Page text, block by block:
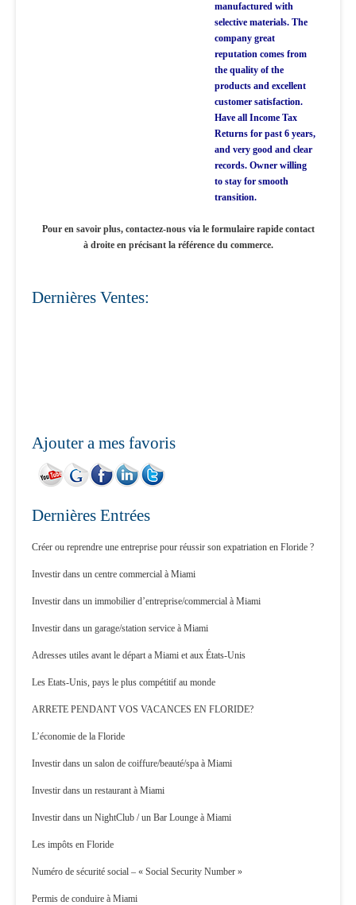
manufactured with
selective materials. The
company great
reputation comes from
the quality of the
products and excellent
customer satisfaction.
Have all Income Tax
Returns for past 6 years,
and very good and clear
records. Owner willing
to stay for smooth
transition.
Pour en savoir plus, contactez-nous via le formulaire rapide contact
à droite en précisant la référence du commerce.
Dernières Ventes:
Ajouter a mes favoris
Dernières Entrées
Créer ou reprendre une entreprise pour réussir son expatriation en Floride ?
Investir dans un centre commercial à Miami
Investir dans un immobilier d’entreprise/commercial à Miami
Investir dans un garage/station service à Miami
Adresses utiles avant le départ a Miami et aux États-Unis
Les Etats-Unis, pays le plus compétitif au monde
ARRETE PENDANT VOS VACANCES EN FLORIDE?
L’économie de la Floride
Investir dans un salon de coiffure/beauté/spa à Miami
Investir dans un restaurant à Miami
Investir dans un NightClub / un Bar Lounge à Miami
Les impôts en Floride
Numéro de sécurité social – « Social Security Number »
Permis de conduire à Miami